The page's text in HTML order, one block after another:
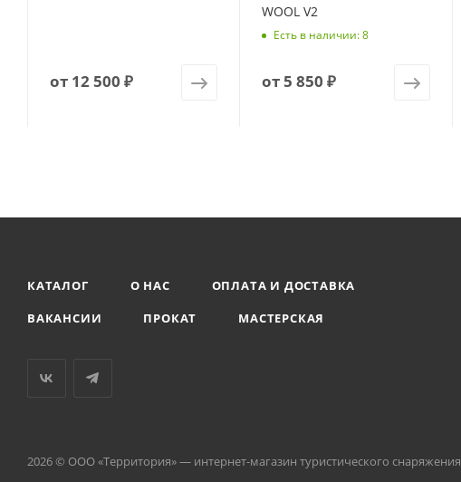
от 12 500 ₽
WOOL V2
Есть в наличии: 8
от5 850 ₽
КАТАЛОГ О НАС
ОПЛАТА И ДОСТАВКА
ВАКАНСИИ
ПРОКАТ МАСТЕРСКАЯ
2026 © ООО «Территория» — интернет-магазин туристического снаряжения